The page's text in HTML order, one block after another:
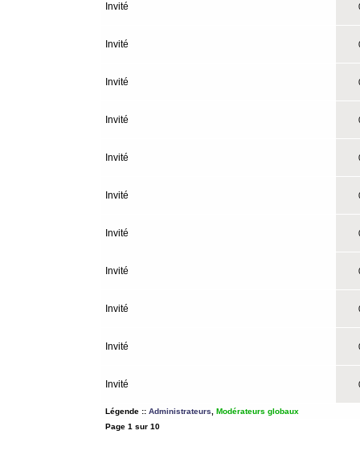
Invité
Invité
Invité
Invité
Invité
Invité
Invité
Invité
Invité
Invité
Invité
Légende :: Administrateurs
Modérateurs globaux
Page 1 sur 10